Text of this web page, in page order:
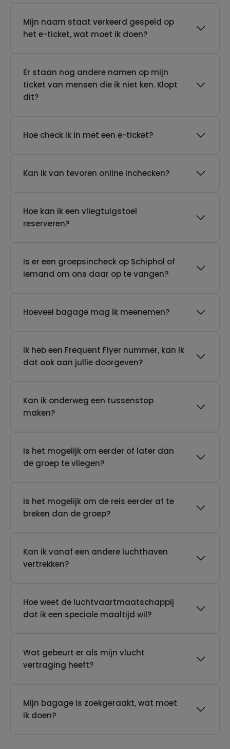
Mijn naam staat verkeerd gespeld op
het e-ticket, wat moet ik doen?
Er staan nog andere namen op mijn
ticket van mensen die ik niet ken. Klopt
dit?
Hoe check ik in met een e-ticket?
Kan ik van tevoren online inchecken?
Hoe kan ik een vliegtuigstoel
reserveren?
Is er een groepsincheck op Schiphol of
iemand om ons daar op te vangen?
Hoeveel bagage mag ik meenemen?
Ik heb een Frequent Flyer nummer, kan ik
dat ook aan jullie doorgeven?
Kan ik onderweg een tussenstop
maken?
Is het mogelijk om eerder of later dan
de groep te vliegen?
Is het mogelijk om de reis eerder af te
breken dan de groep?
Kan ik vanaf een andere luchthaven
vertrekken?
Hoe weet de luchtvaartmaatschappij
dat ik een speciale maaltijd wil?
Wat gebeurt er als mijn vlucht
vertraging heeft?
Mijn bagage is zoekgeraakt, wat moet
ik doen?